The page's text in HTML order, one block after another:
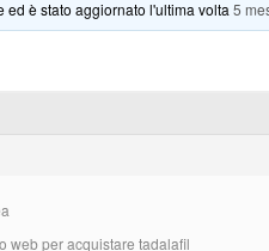
ed è stato aggiornato l'ultima volta5
web per acquistare tadalafil